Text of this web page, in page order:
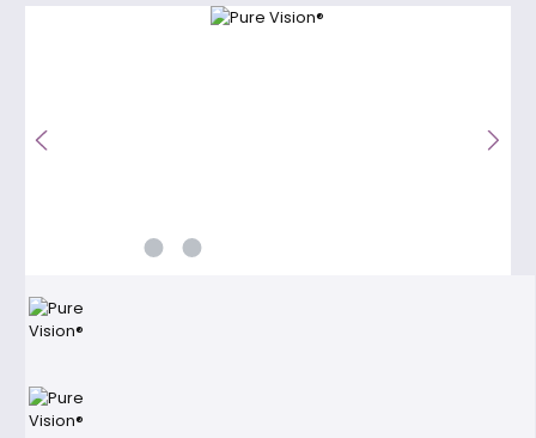
Bildergalerie überspringen